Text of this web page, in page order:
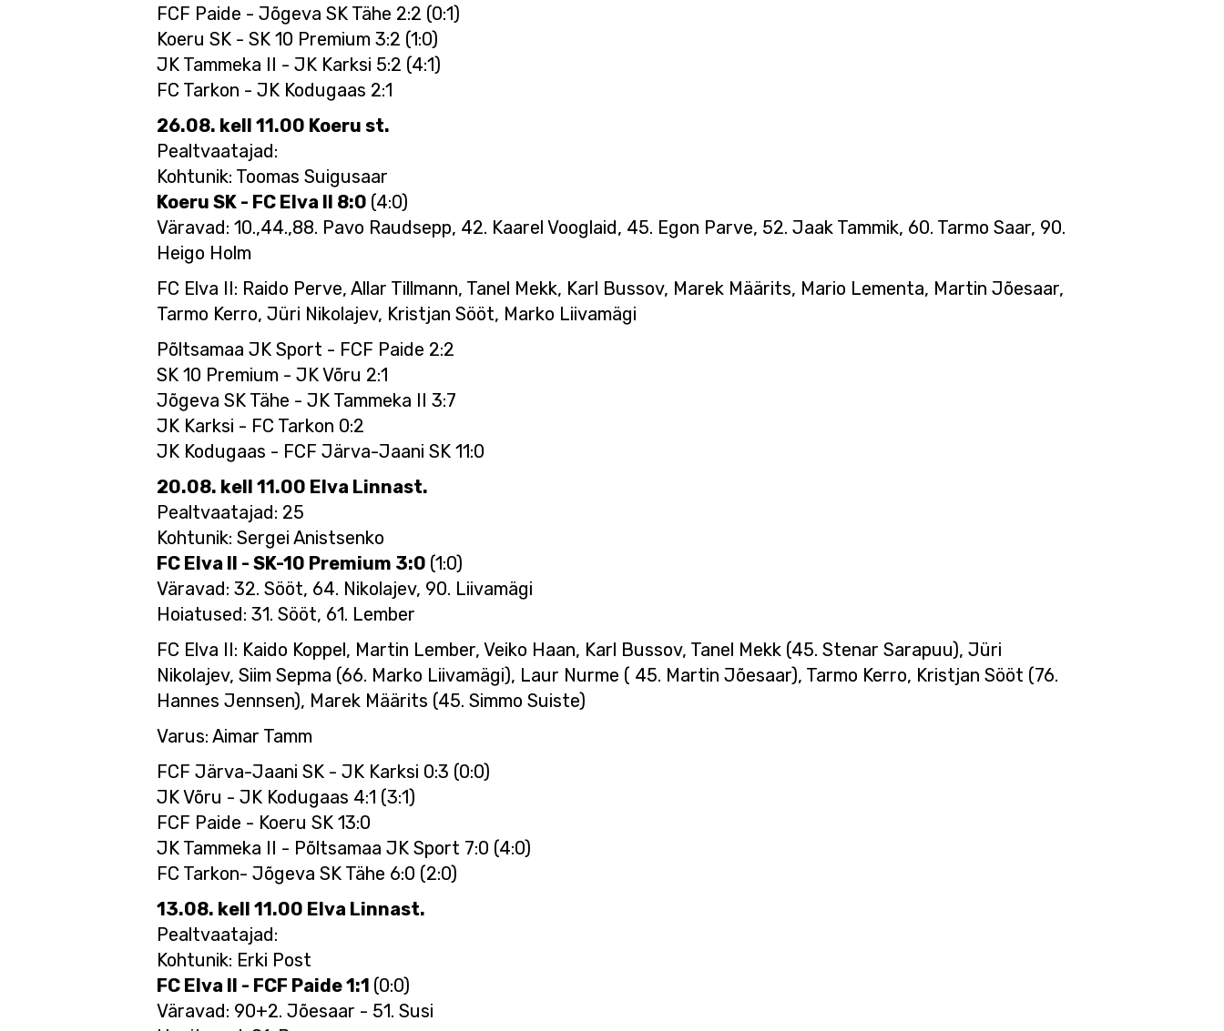
FCF Paide - Jõgeva SK Tähe 2:2 (0:1)
Koeru SK - SK 10 Premium 3:2 (1:0)
JK Tammeka II - JK Karksi 5:2 (4:1)
FC Tarkon - JK Kodugaas 2:1
26.08. kell 11.00 Koeru st.
Pealtvaatajad:
Kohtunik: Toomas Suigusaar
Koeru SK - FC Elva II 8:0 (4:0)
Väravad: 10.,44.,88. Pavo Raudsepp, 42. Kaarel Vooglaid, 45. Egon Parve, 52. Jaak Tammik, 60. Tarmo Saar, 90.
Heigo Holm
FC Elva II: Raido Perve, Allar Tillmann, Tanel Mekk, Karl Bussov, Marek Määrits, Mario Lementa, Martin Jõesaar,
Tarmo Kerro, Jüri Nikolajev, Kristjan Sööt, Marko Liivamägi
Põltsamaa JK Sport - FCF Paide 2:2
SK 10 Premium - JK Võru 2:1
Jõgeva SK Tähe - JK Tammeka II 3:7
JK Karksi - FC Tarkon 0:2
JK Kodugaas - FCF Järva-Jaani SK 11:0
20.08. kell 11.00 Elva Linnast.
Pealtvaatajad: 25
Kohtunik: Sergei Anistsenko
FC Elva II - SK-10 Premium 3:0 (1:0)
Väravad: 32. Sööt, 64. Nikolajev, 90. Liivamägi
Hoiatused: 31. Sööt, 61. Lember
FC Elva II: Kaido Koppel, Martin Lember, Veiko Haan, Karl Bussov, Tanel Mekk (45. Stenar Sarapuu), Jüri
Nikolajev, Siim Sepma (66. Marko Liivamägi), Laur Nurme ( 45. Martin Jõesaar), Tarmo Kerro, Kristjan Sööt (76.
Hannes Jennsen), Marek Määrits (45. Simmo Suiste)
Varus: Aimar Tamm
FCF Järva-Jaani SK - JK Karksi 0:3 (0:0)
JK Võru - JK Kodugaas 4:1 (3:1)
FCF Paide - Koeru SK 13:0
JK Tammeka II - Põltsamaa JK Sport 7:0 (4:0)
FC Tarkon- Jõgeva SK Tähe 6:0 (2:0)
13.08. kell 11.00 Elva Linnast.
Pealtvaatajad:
Kohtunik: Erki Post
FC Elva II - FCF Paide 1:1 (0:0)
Väravad: 90+2. Jõesaar - 51. Susi